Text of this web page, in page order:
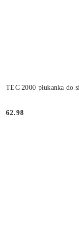
TEC 2000 płukanka do
Cena:
62.98